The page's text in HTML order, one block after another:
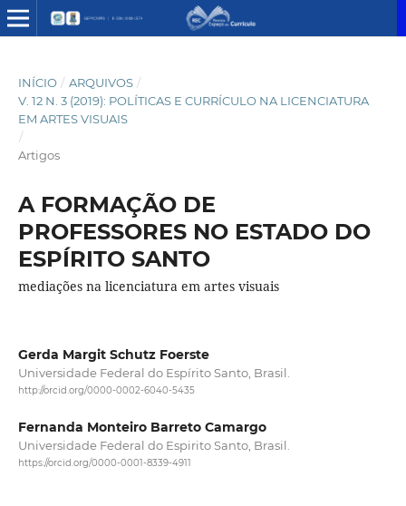
INÍCIO / ARQUIVOS /
V. 12 N. 3 (2019): POLÍTICAS E CURRÍCULO NA LICENCIATURA
EM ARTES VISUAIS
/
Artigos
A FORMAÇÃO DE
PROFESSORES NO ESTADO DO
ESPÍRITO SANTO
mediações na licenciatura em artes visuais
Gerda Margit Schutz Foerste
Universidade Federal do Espírito Santo, Brasil.
http://orcid.org/0000-0002-6040-5435
Fernanda Monteiro Barreto Camargo
Universidade Federal do Espirito Santo, Brasil.
https://orcid.org/0000-0001-8339-4911